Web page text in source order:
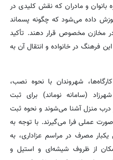
بانوان و مادران که نقش کلیدی در
داده می‌شود که چگونه پسماند
مخازن مخصوص قرار دهند. تأکید
فرهنگ در خانواده و انتقال آن به
شهروندان با نحوه نصب،
(سامانه نوماند) برای ثبت
منزل آشنا می‌شوند و نحوه ثبت
عملی فرا می‌گیرند. با توجه به
مصرف در مراسم عزاداری، به
از ظروف شیشه‌ای و استیل و